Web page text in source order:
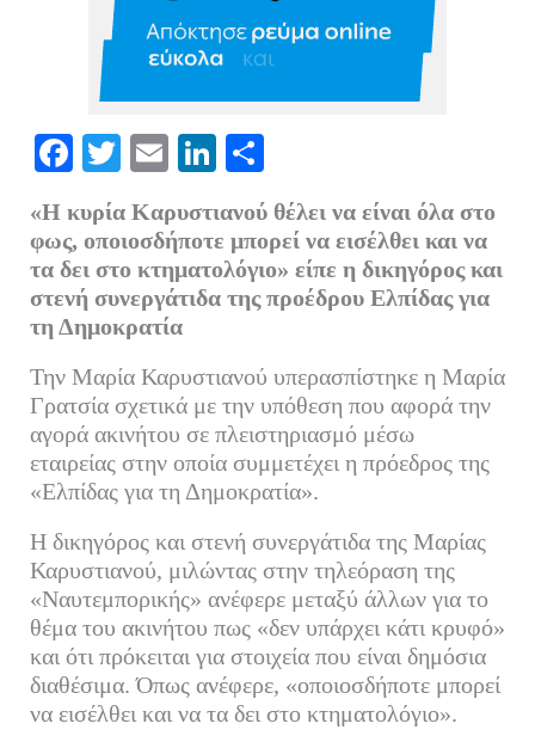
Fa
bo
ok
T
tte
r
E
ail
Li
ed
In
Μ
οι
ρ
α
στ
τε
«Η κυρία Καρυστιανού θέλει να είναι όλα στο
φως, οποιοσδήποτε μπορεί να εισέλθει και να
τα δει στο κτηματολόγιο» είπε η δικηγόρος και
στενή συνεργάτιδα της προέδρου Ελπίδας για
τη Δημοκρατία
Την Μαρία Καρυστιανού υπερασπίστηκε η Μαρία
Γρατσία σχετικά με την υπόθεση που αφορά την
αγορά ακινήτου σε πλειστηριασμό μέσω
εταιρείας στην οποία συμμετέχει η πρόεδρος της
«Ελπίδας για τη Δημοκρατία».
Η δικηγόρος και στενή συνεργάτιδα της Μαρίας
Καρυστιανού, μιλώντας στην τηλεόραση της
«Ναυτεμπορικής» ανέφερε μεταξύ άλλων για το
θέμα του ακινήτου πως «δεν υπάρχει κάτι κρυφό»
και ότι πρόκειται για στοιχεία που είναι δημόσια
διαθέσιμα. Όπως ανέφερε, «οποιοσδήποτε μπορεί
να εισέλθει και να τα δει στο κτηματολόγιο».